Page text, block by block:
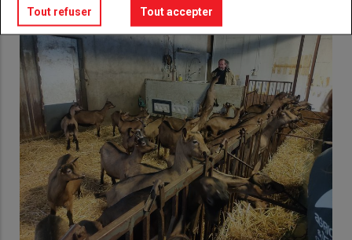
Tout refuser Tout accepter